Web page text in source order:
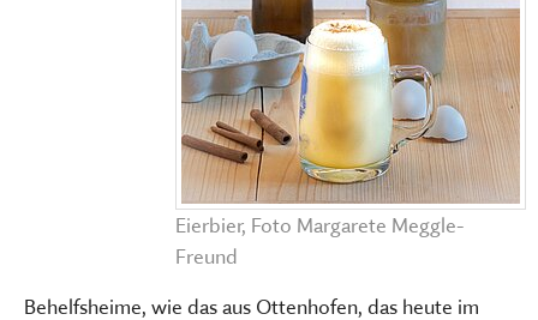
Eierbier, Foto Margarete Meggle-
Freund
Behelfsheime, wie das aus Ottenhofen, das heute im